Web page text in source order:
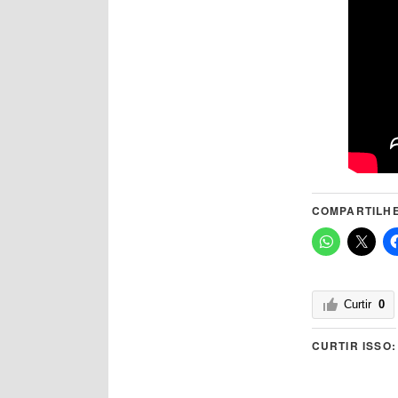
Curtir 0
CURTIR ISSO: